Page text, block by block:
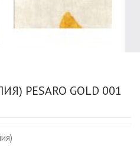
PESARO GOLD 001